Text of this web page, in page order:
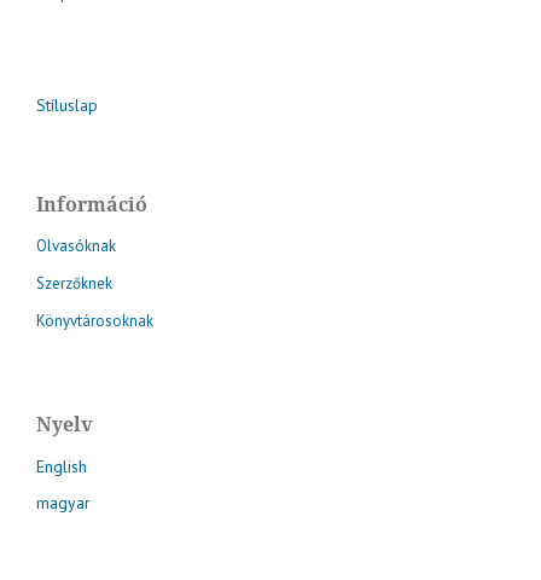
Stíluslap
Információ
Olvasóknak
Szerzőknek
Könyvtárosoknak
Nyelv
English
magyar